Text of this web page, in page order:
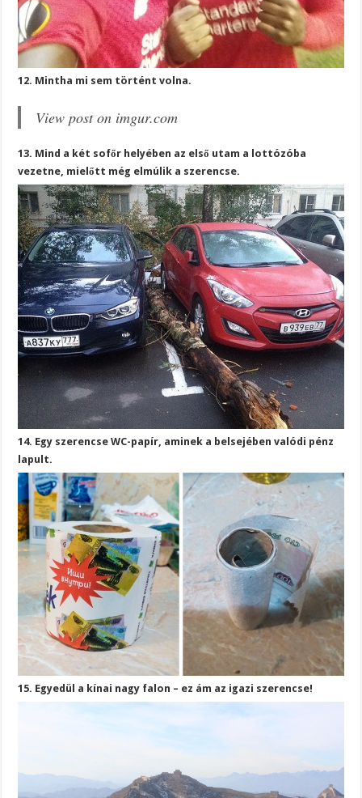
12. Mintha mi sem történt volna.
View post on imgur.com
13. Mind a két sofőr helyében az első utam a lottózóba
vezetne, mielőtt még elmúlik a szerencse.
14. Egy szerencse WC-papír, aminek a belsejében valódi pénz
lapult.
15. Egyedül a kínai nagy falon – ez ám az igazi szerencse!